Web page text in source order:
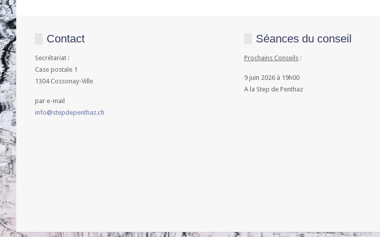
Contact
Secrétariat :
Case postale 1
1304 Cossonay-Ville
par e-mail
info@stepdepenthaz.ch
Séances du conseil
Prochains Conseils:
9 juin 2026 à 19h00
A la Step de Penthaz